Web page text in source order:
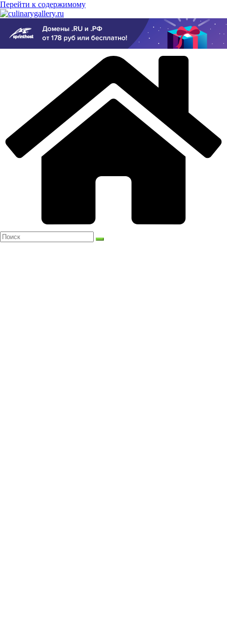
Перейти к содержимому